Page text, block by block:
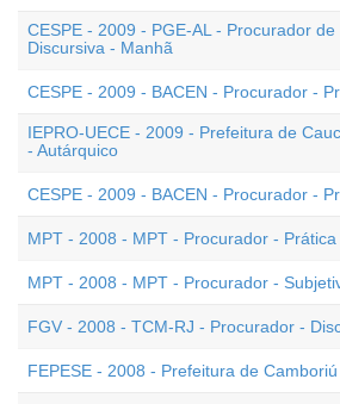
CESPE - 2009 - PGE-AL - Procurador
Discursiva - Manhã
CESPE - 2009 - BACEN - Procurador -
IEPRO-UECE - 2009 - Prefeitura de
- Autárquico
CESPE - 2009 - BACEN - Procurador -
MPT - 2008 - MPT - Procurador - Prática
MPT - 2008 - MPT - Procurador -
FGV - 2008 - TCM-RJ - Procurador -
FEPESE - 2008 - Prefeitura de